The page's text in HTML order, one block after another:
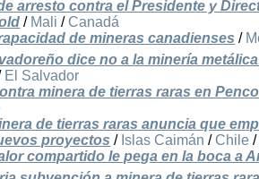
arresto contra el Presidente y
/ Mali / Canadá
de mineras canadienses /
dice no a la minería
El Salvador
minera de tierras raras en
de tierras raras anuncia que
proyectos / Islas Caimán / Chile /
compartido le pega en la boca a